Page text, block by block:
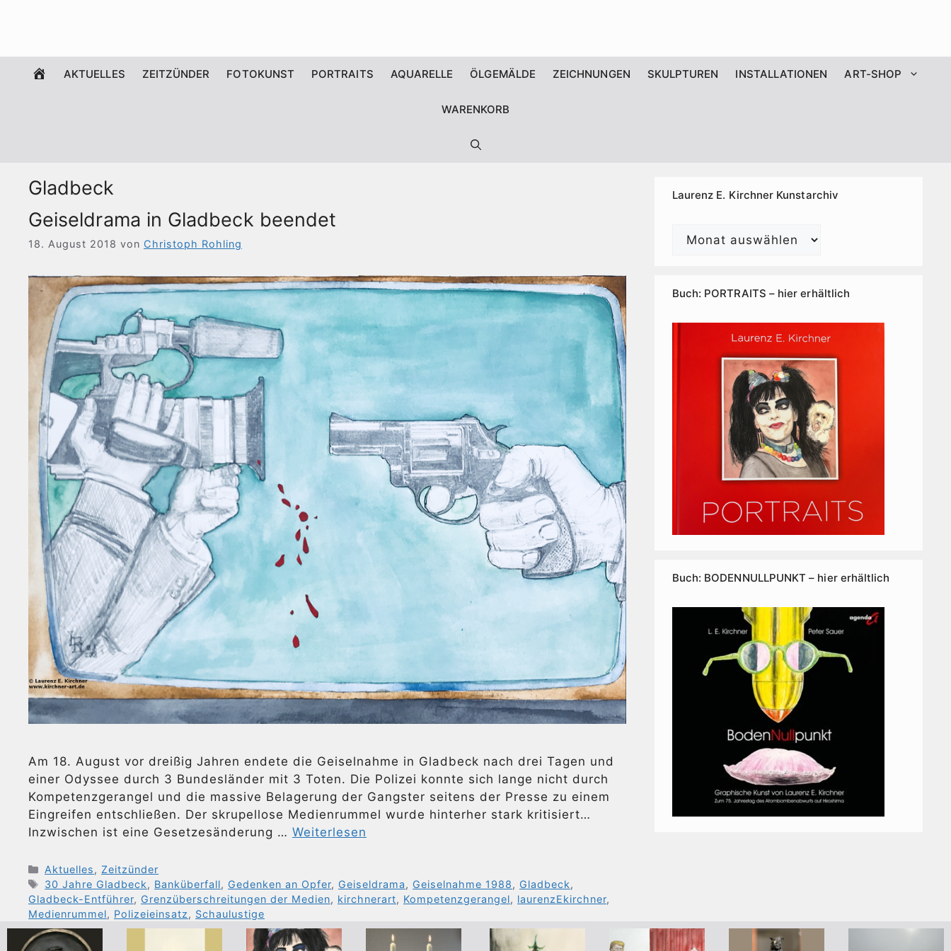
WILLKOMMEN
AKTUELLES ZEITZÜNDER FOTOKUNST PORTRAITS AQUARELLE ÖLGEMÄLDE ZEICHNUNGEN SKULPTUREN INSTALLATIONEN ART-SHOP
WARENKORB
Gladbeck
Geiseldrama in Gladbeck beendet
18. August 2018 von Christoph Rohling
Am 18. August vor dreißig Jahren endete die Geiselnahme in Gladbeck nach drei Tagen und
einer Odyssee durch 3 Bundesländer mit 3 Toten. Die Polizei konnte sich lange nicht durch
Kompetenzgerangel und die massive Belagerung der Gangster seitens der Presse zu einem
Eingreifen entschließen. Der skrupellose Medienrummel wurde hinterher stark kritisiert…
Inzwischen ist eine Gesetzesänderung … Weiterlesen
Kategorien
Aktuelles, Zeitzünder
Schlagwörter
30 Jahre Gladbeck, Banküberfall, Gedenken an Opfer, Geiseldrama, Geiselnahme 1988, Gladbeck,
Gladbeck-Entführer, Grenzüberschreitungen der Medien, kirchnerart, Kompetenzgerangel, laurenzEkirchner,
Medienrummel, Polizeieinsatz, Schaulustige
Laurenz E. Kirchner Kunstarchiv
Laurenz
Buch: PORTRAITS – hier erhältlich
Buch: BODENNULLPUNKT – hier erhältlich